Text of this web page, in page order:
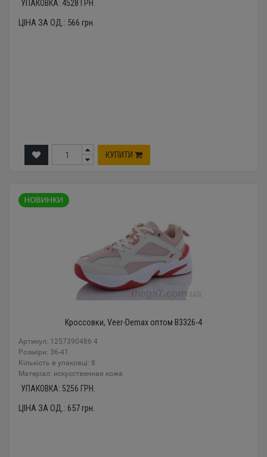
УПАКОВКА: 4528 ГРН.
ЦІНА ЗА ОД.: 566 грн.
КУПИТИ
Кроссовки, Veer-Demax оптом B3326-4
Артикул: 1257390486 4
Розміри: 36-41
Кількість в упаковці: 8
Mатеріал: искусственная кожа
УПАКОВКА: 5256 ГРН.
ЦІНА ЗА ОД.: 657грн.